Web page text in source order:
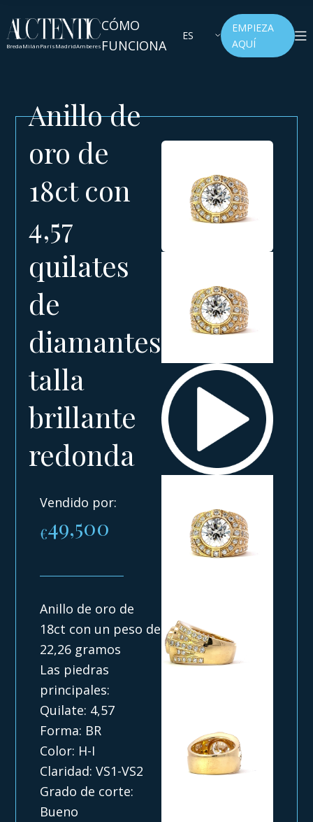
BredaMilánParísMadridAmberes
CÓMO
FUNCIONA
ES
EMPIEZA
AQUÍ
Anillo de
oro de
18ct con
4,57
quilates
de
diamantes
talla
brillante
redonda
Vendido por:
€49,500
Anillo de oro de
18ct con un peso de
22,26 gramos
Las piedras
principales:
Quilate: 4,57
Forma: BR
Color: H-I
Claridad: VS1-VS2
Grado de corte:
Bueno